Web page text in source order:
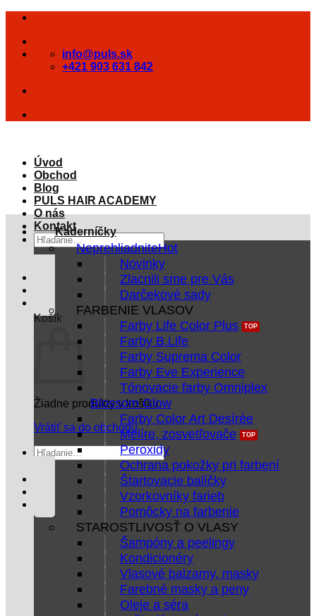
Skip
content
info@puls.sk
+421 903 631 842
Úvod
Obchod
Blog
PULS HAIR ACADEMY
O nás
Kontakt
Hľadať:
Košík
Žiadne produkty v košíku.
Vrátiť sa do obchodu
Hľadať:
Kaderníčky
Neprehliadnite
Novinky
Zlacnili sme pre Vás
Darčekové sady
FARBENIE VLASOV
Farby Life Color Plus
Farby B.Life
Farby Suprema Color
Farby Eve Experience
Tónovacie farby Omniplex
Blossom Glow
Farby Color Art Desírée
Melíre, zosvetľovače
Peroxidy
Ochrana pokožky pri farbení
Štartovacie balíčky
Vzorkovníky farieb
Pomôcky na farbenie
STAROSTLIVOSŤ O VLASY
Šampóny a peelingy
Kondicionéry
Vlasové balzamy, masky
Farebné masky a peny
Oleje a séra